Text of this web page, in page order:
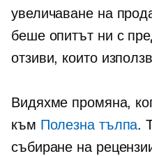
увеличаване на
беше опитът ни с
отзиви, които
Видяхме промяна,
към Полезна тълпа.
събиране на